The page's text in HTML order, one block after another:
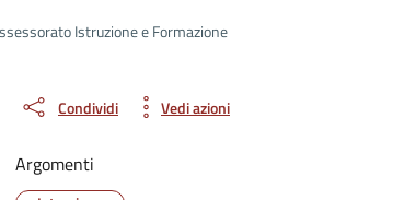
Istruzione e Formazione
Condividi Vedi azioni
Argomenti